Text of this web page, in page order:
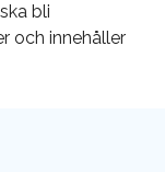
bli
och innehåller